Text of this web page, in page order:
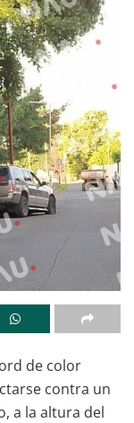
de color
contra un
a la altura del